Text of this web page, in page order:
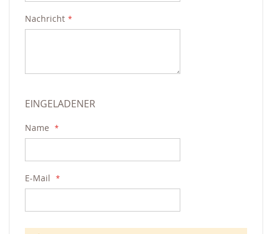
Nachricht
EINGELADENER
Name
E-Mail